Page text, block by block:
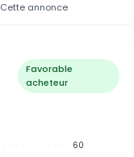
Cette annonce
Favorable
acheteur
60